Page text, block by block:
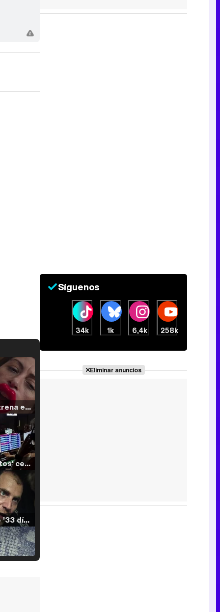
Filmin estrena el tráiler de 'Millennial Mal', su nueva comedia universitaria de la mano de Lorena Iglesias
'120 Minutos' celebra sus 2.000 programas en Telemadrid con un vídeo del día a día en la redacción
Tráiler de '33 días', la nueva serie de Atresplayer con Julián Villagrán y José Manuel Poga
Síguenos
34k 1k 6,4k 258k
Eliminar anuncios